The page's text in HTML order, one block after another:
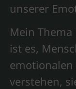
unserer
Mein
ist es,
emotionalen
verstehen,